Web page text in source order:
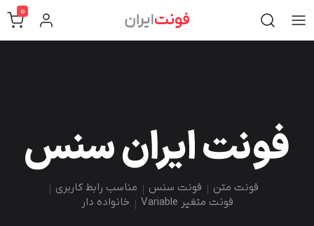
0
فونت متن فونت سنس
مناسب رابط کاربری
فونت متغیر Variable
خانواده دار